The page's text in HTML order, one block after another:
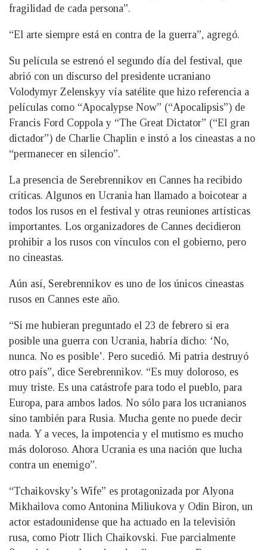
fragilidad de cada persona”.
“El arte siempre está en contra de la guerra”, agregó.
Su película se estrenó el segundo día del festival, que
abrió con un discurso del presidente ucraniano
Volodymyr Zelenskyy vía satélite que hizo referencia a
películas como “Apocalypse Now” (“Apocalipsis”) de
Francis Ford Coppola y “The Great Dictator” (“El gran
dictador”) de Charlie Chaplin e instó a los cineastas a no
“permanecer en silencio”.
La presencia de Serebrennikov en Cannes ha recibido
críticas. Algunos en Ucrania han llamado a boicotear a
todos los rusos en el festival y otras reuniones artísticas
importantes. Los organizadores de Cannes decidieron
prohibir a los rusos con vínculos con el gobierno, pero
no cineastas.
Aún así, Serebrennikov es uno de los únicos cineastas
rusos en Cannes este año.
“Si me hubieran preguntado el 23 de febrero si era
posible una guerra con Ucrania, habría dicho: ‘No,
nunca. No es posible’. Pero sucedió. Mi patria destruyó
otro país”, dice Serebrennikov. “Es muy doloroso, es
muy triste. Es una catástrofe para todo el pueblo, para
Europa, para ambos lados. No sólo para los ucranianos
sino también para Rusia. Mucha gente no puede decir
nada. Y a veces, la impotencia y el mutismo es mucho
más doloroso. Ahora Ucrania es una nación que lucha
contra un enemigo”.
“Tchaikovsky’s Wife” es protagonizada por Alyona
Mikhailova como Antonina Miliukova y Odin Biron, un
actor estadounidense que ha actuado en la televisión
rusa, como Piotr Ilich Chaikovski. Fue parcialmente